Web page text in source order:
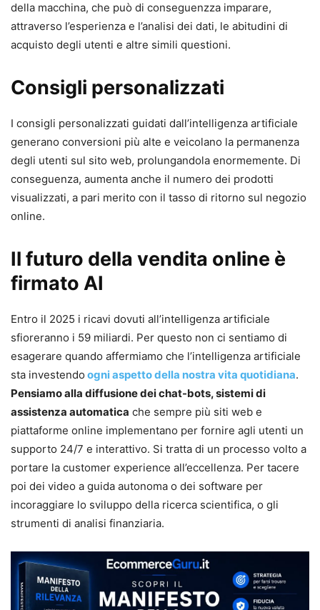
della macchina, che può di conseguenzza imparare,
attraverso l’esperienza e l’analisi dei dati, le abitudini di
acquisto degli utenti e altre simili questioni.
Consigli personalizzati
I consigli personalizzati guidati dall’intelligenza artificiale
generano conversioni più alte e veicolano la permanenza
degli utenti sul sito web, prolungandola enormemente. Di
conseguenza, aumenta anche il numero dei prodotti
visualizzati, a pari merito con il tasso di ritorno sul negozio
online.
Il futuro della vendita online è
firmato AI
Entro il 2025 i ricavi dovuti all’intelligenza artificiale
sfioreranno i 59 miliardi. Per questo non ci sentiamo di
esagerare quando affermiamo che l’intelligenza artificiale
sta investendo ogni aspetto della nostra vita quotidiana.
Pensiamo alla diffusione dei chat-bots, sistemi di
assistenza automatica che sempre più siti web e
piattaforme online implementano per fornire agli utenti un
supporto 24/7 e interattivo. Si tratta di un processo volto a
portare la customer experience all’eccellenza. Per tacere
poi dei video a guida autonoma o dei software per
incoraggiare lo sviluppo della ricerca scientifica, o gli
strumenti di analisi finanziaria.